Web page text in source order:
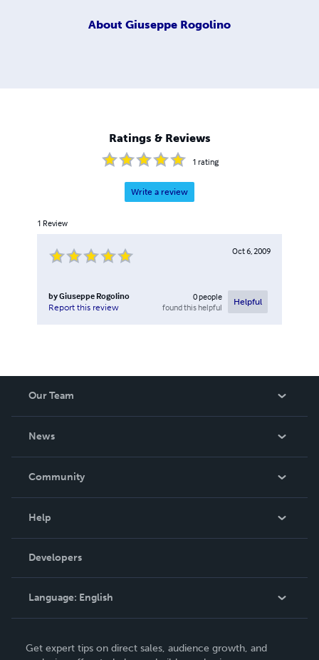
About Giuseppe Rogolino
Ratings & Reviews
1 rating
Write a review
1 Review
Oct 6, 2009
byGiuseppe Rogolino
Report this review
0people
found this helpful
Helpful
Our Team
News
In The News
Community
Podcast
Help
Order Lookup
Knowledge Base
Contact Support
Developers
Language: English
Deutsch
Get expert tips on direct sales, audience growth, and